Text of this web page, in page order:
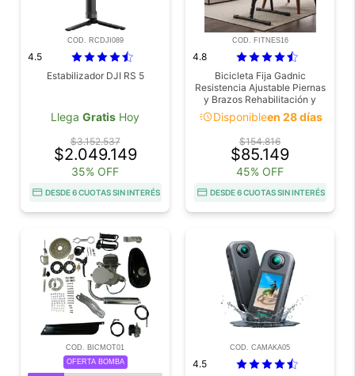
COD. RCDJI089
4.5
Estabilizador DJI RS 5
Llega Gratis Hoy
$3.152.537
$2.049.149
35% OFF
DESDE 6 CUOTAS SIN INTERÉS
COD. FITNES16
4.8
Bicicleta Fija Gadnic
Resistencia Ajustable Piernas
y Brazos Rehabilitación y
Cardio
acuteDisponibleen 28 días
$154.816
$85.149
45% OFF
DESDE 6 CUOTAS SIN INTERÉS
COD. BICMOT01
OFERTA BOMBA
COD. CAMAKA05
4.5